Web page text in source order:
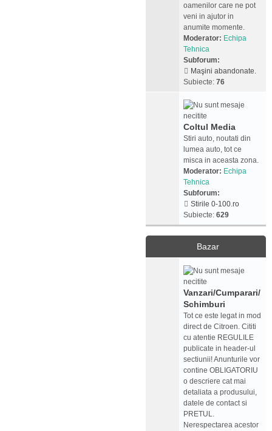
oamenilor care ne pot
veni in ajutor in
anumite momente.
Moderator: Echipa
Tehnica
Subforum:
Maşini abandonate.
Subiecte: 76
Coltul Media
Stiri auto, noutati din
lumea auto, tot ce
misca in aceasta zona.
Moderator: Echipa
Tehnica
Subforum:
Stirile 0-100.ro
Subiecte: 629
Bazar
Vanzari/Cumparari/
Schimburi
Tot ce este legat in mod
direct de Citroen. Cititi
cu atentie REGULILE
publicate in header-ul
sectiunii! Anunturile vor
contine OBLIGATORIU
o descriere cat mai
detaliata a produsului,
datele de contact si
PRETUL.
Nerespectarea acestor